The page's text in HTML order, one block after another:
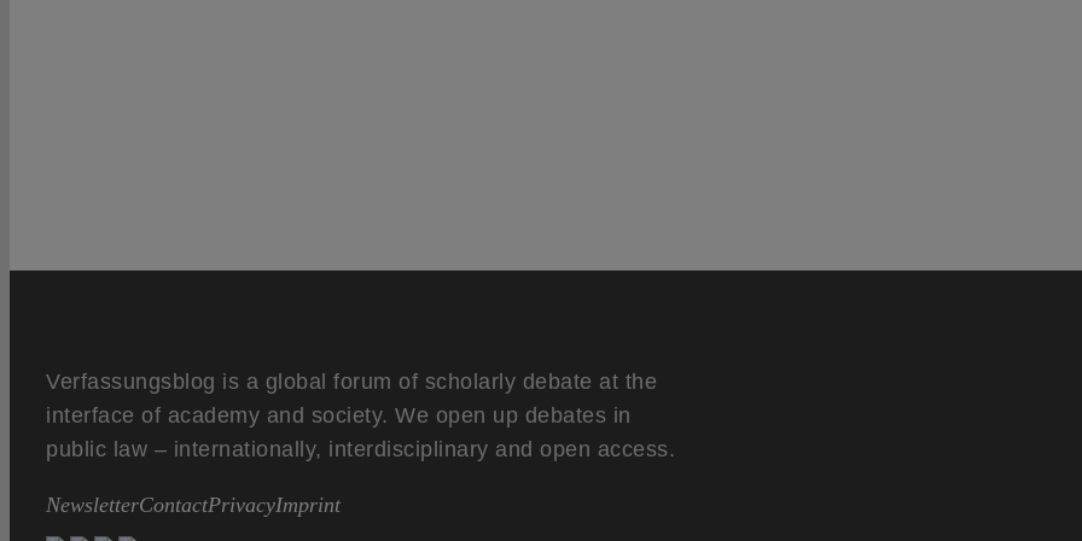
Verfassungsblog is a global forum of scholarly debate at the
interface of academy and society. We open up debates in
public law – internationally, interdisciplinary and open access.
NewsletterContactPrivacyImprint